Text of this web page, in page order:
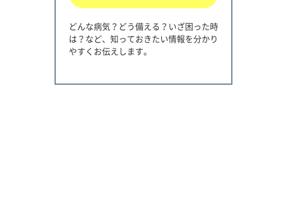
どんな病気？どう備える？いざ困った時
は？など、知っておきたい情報を分かり
やすくお伝えします。